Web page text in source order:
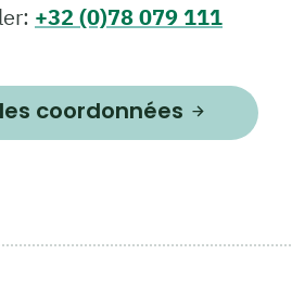
: +32 (0)78 079 111
coordonnées